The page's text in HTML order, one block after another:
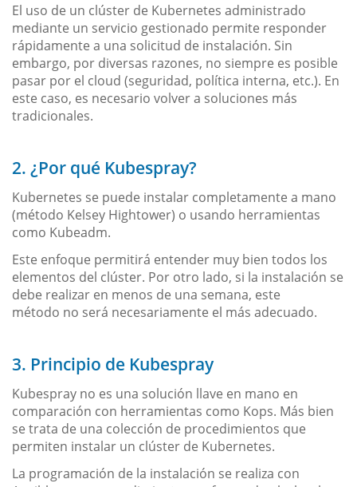
El uso de un clúster de Kubernetes administrado
mediante un servicio gestionado permite responder
rápidamente a una solicitud de instalación. Sin
embargo, por diversas razones, no siempre es posible
pasar por el cloud (seguridad, política interna, etc.). En
este caso, es necesario volver a soluciones más
tradicionales.
2. ¿Por qué Kubespray?
Kubernetes se puede instalar completamente a mano
(método Kelsey Hightower) o usando herramientas
como Kubeadm.
Este enfoque permitirá entender muy bien todos los
elementos del clúster. Por otro lado, si la instalación se
debe realizar en menos de una semana, este
método no será necesariamente el más adecuado.
3. Principio de Kubespray
Kubespray no es una solución llave en mano en
comparación con herramientas como Kops. Más bien
se trata de una colección de procedimientos que
permiten instalar un clúster de Kubernetes.
La programación de la instalación se realiza con